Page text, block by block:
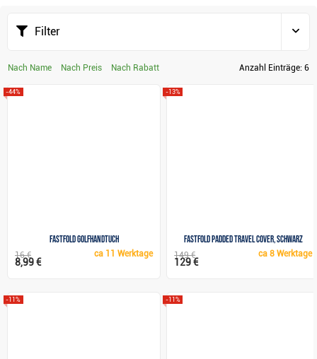
Filter
Nach Name Nach Preis Nach Rabatt Anzahl Einträge: 6
Fastfold Golfhandtuch
-44%
ca 11 Werktage
16 €
8,99 €
FastFold Padded travel cover, schwarz
-13%
ca8 Werktage
149 €
129 €
-11% -11%